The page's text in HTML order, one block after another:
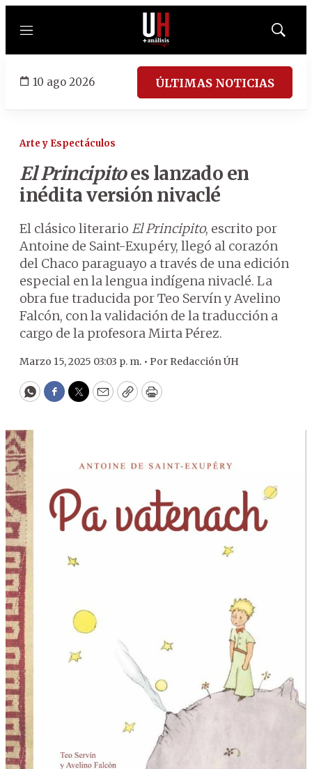
Menú
Mostrar
10 ago 2026 ÚLTIMAS NOTICIAS
Arte y Espectáculos
El Principitoes lanzado en
inédita versión nivaclé
El clásico literario El Principito, escrito por
Antoine de Saint-Exupéry, llegó al corazón
del Chaco paraguayo a través de una edición
especial en la lengua indígena nivaclé. La
obra fue traducida por Teo Servín y Avelino
Falcón, con la validación de la traducción a
cargo de la profesora Mirta Pérez.
Marzo 15, 2025 03:03 p. m. • Por Redacción ÚH
WhatsApp
Facebook
Twitter
EmailCopyPrint